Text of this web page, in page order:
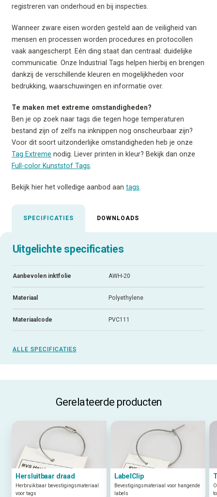
registreren van onderhoud en bij inspecties.
Wanneer zware eisen worden gesteld aan de veiligheid van
mensen en processen worden procedures en protocollen
vaak aangescherpt. Eén ding staat dan centraal: duidelijke
communicatie. Onze Industrial Tags helpen hierbij en brengen
dankzij de verschillende kleuren en mogelijkheden voor
bedrukking, waarschuwingen en informatie over.
Te maken met extreme omstandigheden?
Ben je op zoek naar tags die tegen hoge temperaturen
bestand zijn of zelfs na inknippen nog onscheurbaar zijn?
Voor dit soort uitzonderlijke omstandigheden heb je onze
Tag Extreme nodig. Liever printen in kleur? Bekijk dan onze
Full-color Kunststof Tags
Bekijk hier het volledige aanbod aan tags
SPECIFICATIES DOWNLOADS
Uitgelichte specificaties
Aanbevolen inktfolie AWH-20
Materiaal Polyethylene
Materiaalcode PVC111
ALLE SPECIFICATIES
Gerelateerde producten
Hersluitbaar draad
Herbruikbaar bevestigingsmateriaal
voor tags
LabelClip
Bevestigingsmateriaal voor hangende
labels